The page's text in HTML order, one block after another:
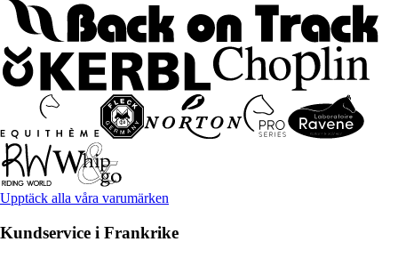
Upptäck alla våra varumärken
Kundservice i Frankrike